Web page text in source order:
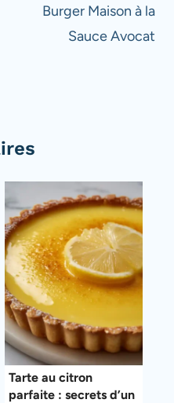
Burger Maison à la
Sauce Avocat
Tarte au citron
parfaite : secrets d’un